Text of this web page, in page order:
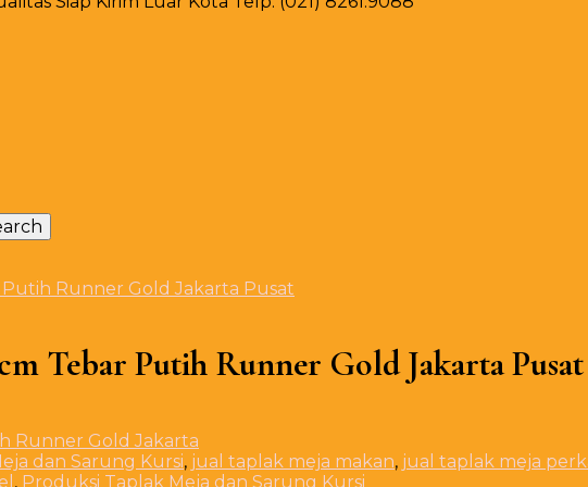
Runner Gold Jakarta Pusat
Tebar Putih Runner Gold Jakarta Pusat
dan Sarung Kursi, jual taplak meja makan, jual taplak meja
, Produksi Taplak Meja dan Sarung Kursi